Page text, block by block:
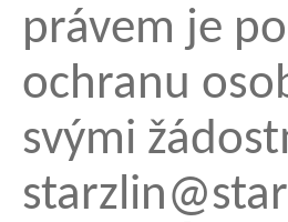
právem je
ochranu
svými